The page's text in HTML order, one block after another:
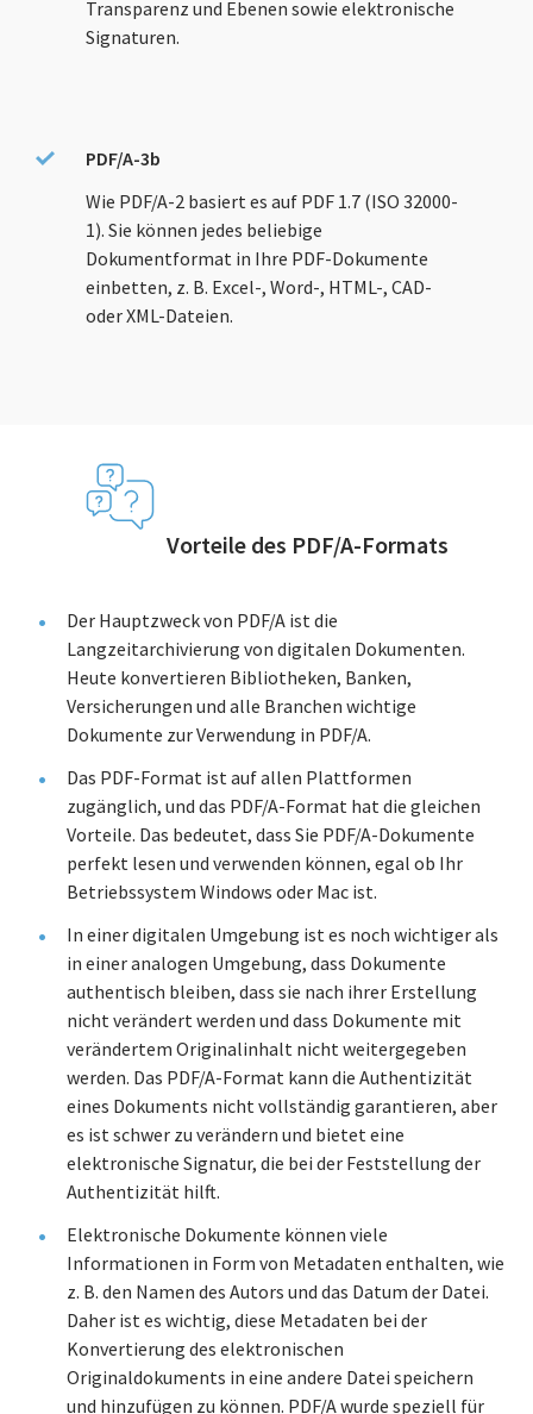
Transparenz und Ebenen sowie elektronische
Signaturen.
PDF/A-3b
Wie PDF/A-2 basiert es auf PDF 1.7 (ISO 32000-
1). Sie können jedes beliebige
Dokumentformat in Ihre PDF-Dokumente
einbetten, z. B. Excel-, Word-, HTML-, CAD-
oder XML-Dateien.
Vorteile des PDF/A-Formats
Der Hauptzweck von PDF/A ist die
Langzeitarchivierung von digitalen Dokumenten.
Heute konvertieren Bibliotheken, Banken,
Versicherungen und alle Branchen wichtige
Dokumente zur Verwendung in PDF/A.
Das PDF-Format ist auf allen Plattformen
zugänglich, und das PDF/A-Format hat die gleichen
Vorteile. Das bedeutet, dass Sie PDF/A-Dokumente
perfekt lesen und verwenden können, egal ob Ihr
Betriebssystem Windows oder Mac ist.
In einer digitalen Umgebung ist es noch wichtiger als
in einer analogen Umgebung, dass Dokumente
authentisch bleiben, dass sie nach ihrer Erstellung
nicht verändert werden und dass Dokumente mit
verändertem Originalinhalt nicht weitergegeben
werden. Das PDF/A-Format kann die Authentizität
eines Dokuments nicht vollständig garantieren, aber
es ist schwer zu verändern und bietet eine
elektronische Signatur, die bei der Feststellung der
Authentizität hilft.
Elektronische Dokumente können viele
Informationen in Form von Metadaten enthalten, wie
z. B. den Namen des Autors und das Datum der Datei.
Daher ist es wichtig, diese Metadaten bei der
Konvertierung des elektronischen
Originaldokuments in eine andere Datei speichern
und hinzufügen zu können. PDF/A wurde speziell für